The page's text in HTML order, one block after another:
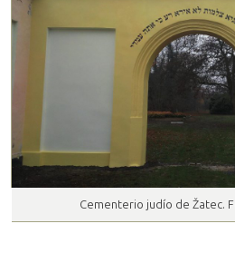
Cementerio judío de Žatec.